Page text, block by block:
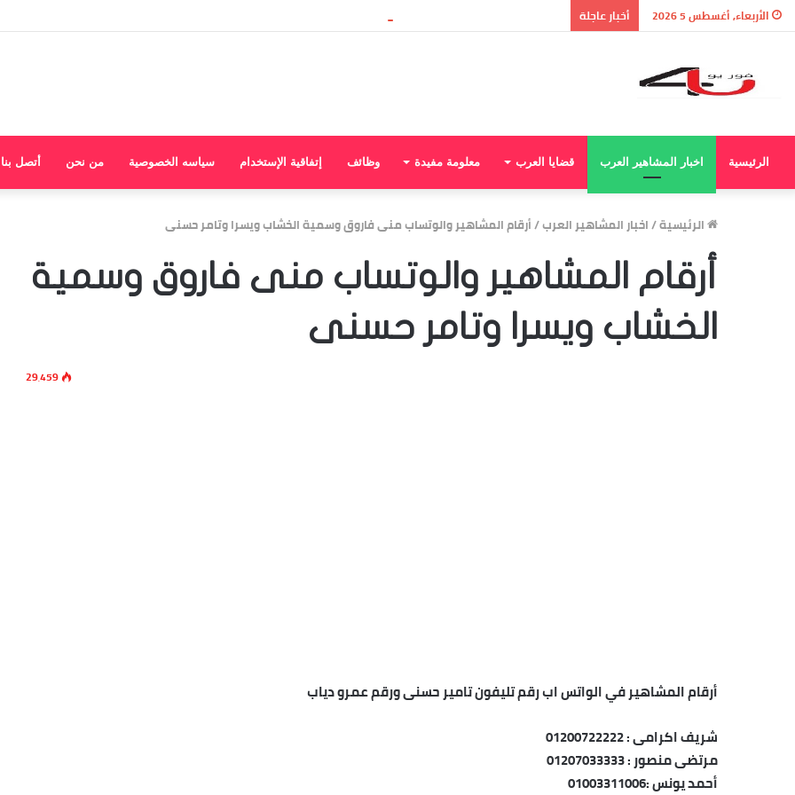
الأربعاء, أغسطس 5 2026 أخبار عاجلة
الرئيسية اخبار المشاهير العرب قضايا العرب معلومة مفيدة وظائف إتفاقية الإستخدام سياسه الخصوصية من نحن أتصل بنا
الرئيسية/اخبار المشاهير العرب/أرقام المشاهير والوتساب منى فاروق وسمية الخشاب ويسرا وتامر حسنى
أرقام المشاهير والوتساب منى فاروق وسمية
الخشاب ويسرا وتامر حسنى
29٬459
أرقام المشاهير في الواتس اب رقم تليفون تامير حسنى ورقم عمرو دياب
شريف اكرامى : 01200722222
مرتضى منصور : 01207033333
أحمد يونس :01003311006